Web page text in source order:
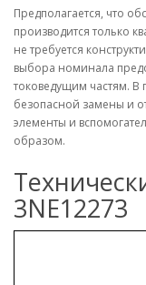
Предполагается, что
производится только
не требуется
выбора номинала
токоведущим частям. В
безопасной замены и
элементы и
образом.
3NE12273